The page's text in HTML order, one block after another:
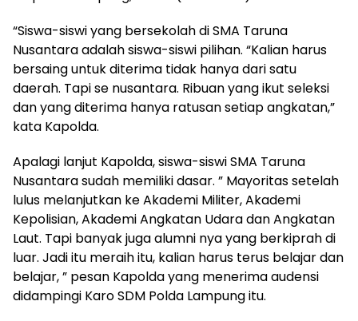
“Siswa-siswi yang bersekolah di SMA Taruna
Nusantara adalah siswa-siswi pilihan. “Kalian harus
bersaing untuk diterima tidak hanya dari satu
daerah. Tapi se nusantara. Ribuan yang ikut seleksi
dan yang diterima hanya ratusan setiap angkatan,”
kata Kapolda.
Apalagi lanjut Kapolda, siswa-siswi SMA Taruna
Nusantara sudah memiliki dasar. ” Mayoritas setelah
lulus melanjutkan ke Akademi Militer, Akademi
Kepolisian, Akademi Angkatan Udara dan Angkatan
Laut. Tapi banyak juga alumni nya yang berkiprah di
luar. Jadi itu meraih itu, kalian harus terus belajar dan
belajar, ” pesan Kapolda yang menerima audensi
didampingi Karo SDM Polda Lampung itu.